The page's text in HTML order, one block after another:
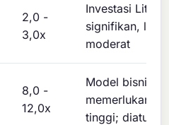
2,0 -
3,0x
Investasi
signifikan,
moderat
8,0 -
12,0x
Model bisnis
memerlukan
tinggi; diatur